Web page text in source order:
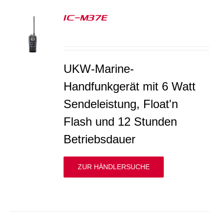
IC-M37E
UKW-Marine-
Handfunkgerät mit 6 Watt
Sendeleistung, Float'n
Flash und 12 Stunden
Betriebsdauer
ZUR HÄNDLERSUCHE